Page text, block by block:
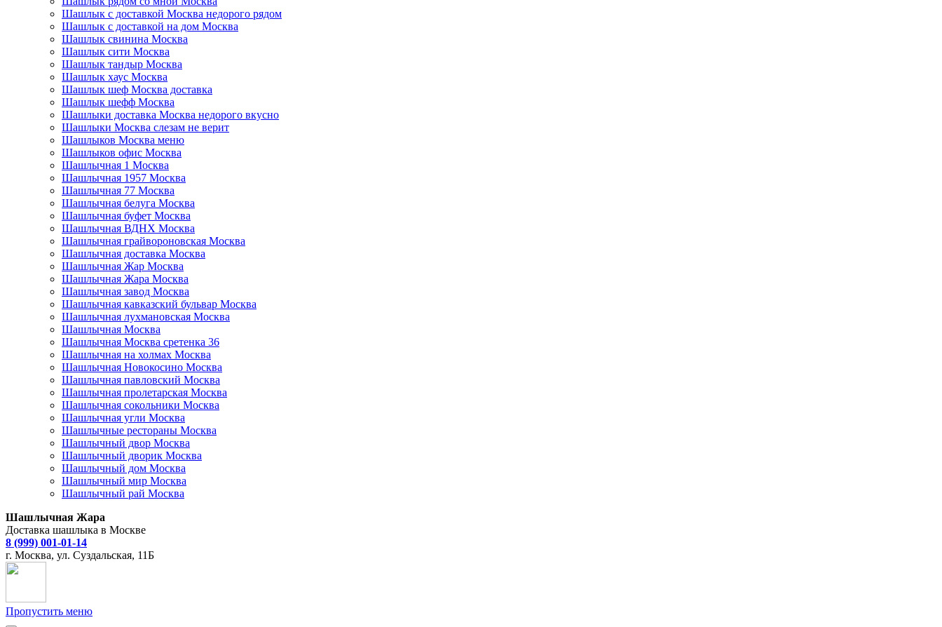
Шашлык с доставкой Москва недорого рядом
Шашлык с доставкой на дом Москва
Шашлык свинина Москва
Шашлык сити Москва
Шашлык тандыр Москва
Шашлык хаус Москва
Шашлык шеф Москва доставка
Шашлык шефф Москва
Шашлыки доставка Москва недорого вкусно
Шашлыки Москва слезам не верит
Шашлыков Москва меню
Шашлыков офис Москва
Шашлычная 1 Москва
Шашлычная 1957 Москва
Шашлычная 77 Москва
Шашлычная белуга Москва
Шашлычная буфет Москва
Шашлычная ВДНХ Москва
Шашлычная грайвороновская Москва
Шашлычная доставка Москва
Шашлычная Жар Москва
Шашлычная Жара Москва
Шашлычная завод Москва
Шашлычная кавказский бульвар Москва
Шашлычная лухмановская Москва
Шашлычная Москва
Шашлычная Москва сретенка 36
Шашлычная на холмах Москва
Шашлычная Новокосино Москва
Шашлычная павловский Москва
Шашлычная пролетарская Москва
Шашлычная сокольники Москва
Шашлычная угли Москва
Шашлычные рестораны Москва
Шашлычный двор Москва
Шашлычный дворик Москва
Шашлычный дом Москва
Шашлычный мир Москва
Шашлычный рай Москва
Шашлычная Жара
Доставка шашлыка в Москве
8 (999) 001-01-14
г. Москва, ул. Суздальская, 11Б
Пропустить меню